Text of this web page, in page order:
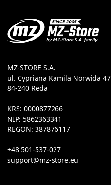
MZ-STORE S.A.
ul. Cypriana Kamila Norwida 47
84-240 Reda
KRS: 0000877266
NIP: 5862363341
REGON: 387876117
+48 501-537-027